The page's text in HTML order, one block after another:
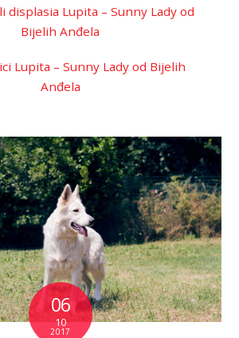
displasia Lupita – Sunny Lady od
Bijelih Anđela
Lupita – Sunny Lady od Bijelih
Anđela
06
10
2017